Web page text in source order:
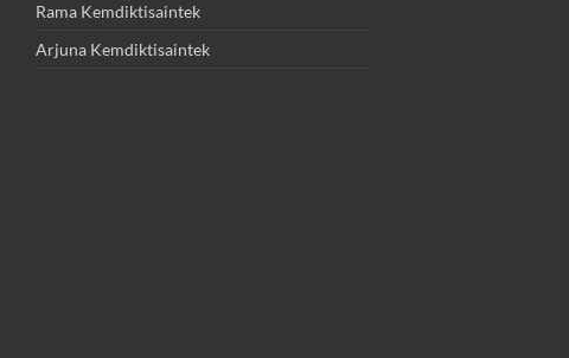
Rama Kemdiktisaintek
Arjuna Kemdiktisaintek